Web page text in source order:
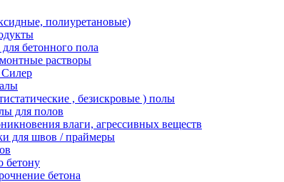
полиуретановые)
бетонного пола
растворы
, безискровые ) полы
для полов
влаги, агрессивных веществ
для швов / праймеры
бетону
бетона